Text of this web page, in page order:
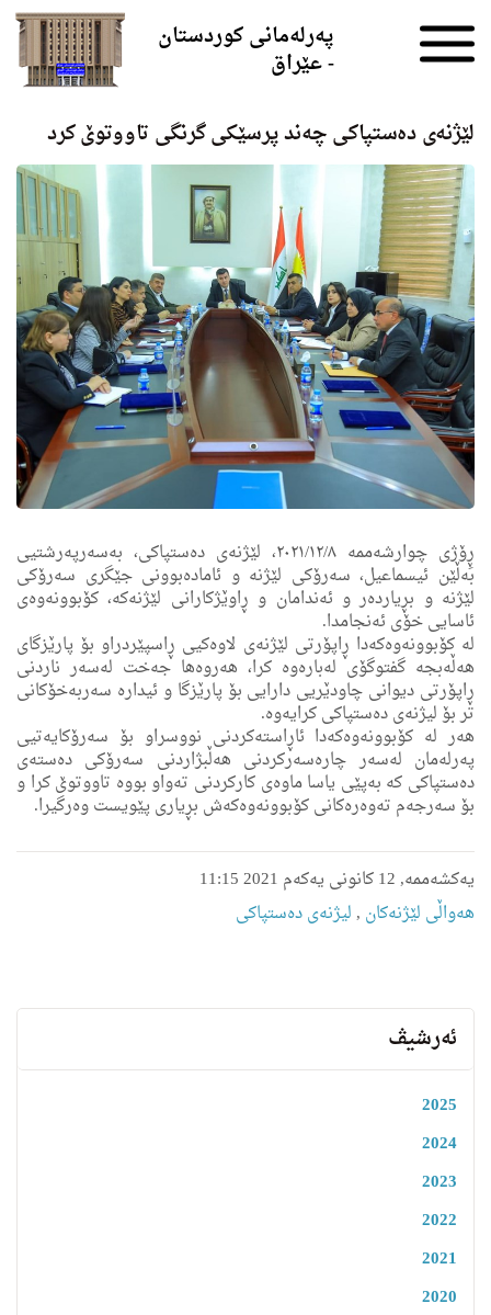
پەرلەمانی کوردستان
- عێراق
لێژنه‌ی ده‌ستپاكی چه‌ند پرسێكی گرنگی تاووتوێ كرد
ڕِۆژی چوارشه‌ممه‌ ٢٠٢١/١٢/٨، لێژنەی دەستپاکی، به‌سه‌رپه‌رشتیی
به‌ڵێن ئیسماعیل، سەرۆکی لێژنە و ئامادەبوونی جێگرى سه‌رۆكی
لێژنه‌ و بڕیاردەر و ئەندامان و ڕاوێژکارانی لێژنەكه‌، کۆبوونەوەی
ئاسایی خۆی ئەنجامدا.
لە کۆبوونەوەکەدا ڕاپۆرتی لێژنەی لاوەکیی ڕاسپێردراو بۆ پارێزگای
هەڵەبجە گفتوگۆى له‌باره‌وه‌ كرا، هه‌روه‌ها جەخت لەسەر ناردنی
ڕاپۆرتی دیوانی چاودێریی دارایی بۆ پارێزگا و ئیدارە سەربەخۆکانی
تر بۆ لیژنەی دەستپاکی کرایه‌وه‌.
هه‌ر له‌ كۆبوونه‌وه‌كه‌دا ئاڕاستەکردنی نووسراو بۆ سەرۆکایەتیی
پەرلەمان لەسەر چارەسەرکردنی هەڵبژاردنی سەرۆکی دەستەی
دەستپاکی کە بەپێی یاسا ماوەی کارکردنی تەواو بووە تاووتوێ كرا و
بۆ سه‌رجه‌م تەوەرەکانى كۆبوونه‌وه‌كه‌ش بڕیاری پێویست وەرگیرا.
یەکشەممە, 12 کانونی یەکەم 2021 11:15
هه‌واڵى لێژنه‌كان ,لیژنه‌ى ده‌ستپاكى
ئەرشیڤ
2025
2024
2023
2022
2021
2020